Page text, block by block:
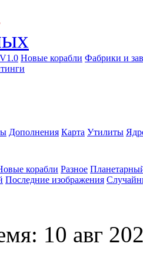
Новые корабли Фабрики и
Дополнения Карта Утилиты
корабли Разное
Последние изображения
10 авг